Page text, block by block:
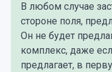
В любом случае
стороне поля,
Он не будет
комплекс, даже
предлагает, в